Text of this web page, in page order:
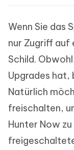
Wenn Sie das
nur Zugriff auf
Schild.
Upgrades hat,
Natürlich
freischalten,
Hunter Now